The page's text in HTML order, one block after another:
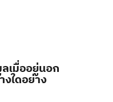
เมื่ออยู่นอก
งใดอย่าง